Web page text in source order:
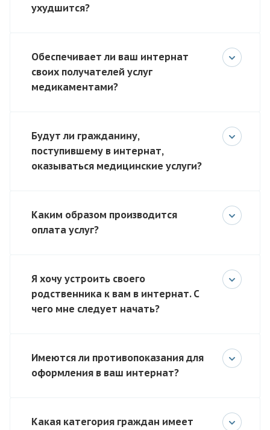
ухудшится?
Обеспечивает ли ваш интернат
своих получателей услуг
медикаментами?
Будут ли гражданину,
поступившему в интернат,
оказываться медицинские услуги?
Каким образом производится
оплата услуг?
Я хочу устроить своего
родственника к вам в интернат. С
чего мне следует начать?
Имеются ли противопоказания для
оформления в ваш интернат?
Какая категория граждан имеет